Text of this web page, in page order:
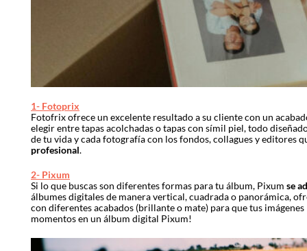
1- Fotoprix
Fotofrix ofrece un excelente resultado a su cliente con un
elegir entre tapas acolchadas o tapas con símil piel, todo
de tu vida y cada fotografía con los fondos, collagues y editores
profesional.
2- Pixum
Si lo que buscas son diferentes formas para tu álbum, Pixum se
álbumes digitales de manera vertical, cuadrada o panorámica,
con diferentes acabados (brillante o mate) para que tus
momentos en un álbum digital Pixum!